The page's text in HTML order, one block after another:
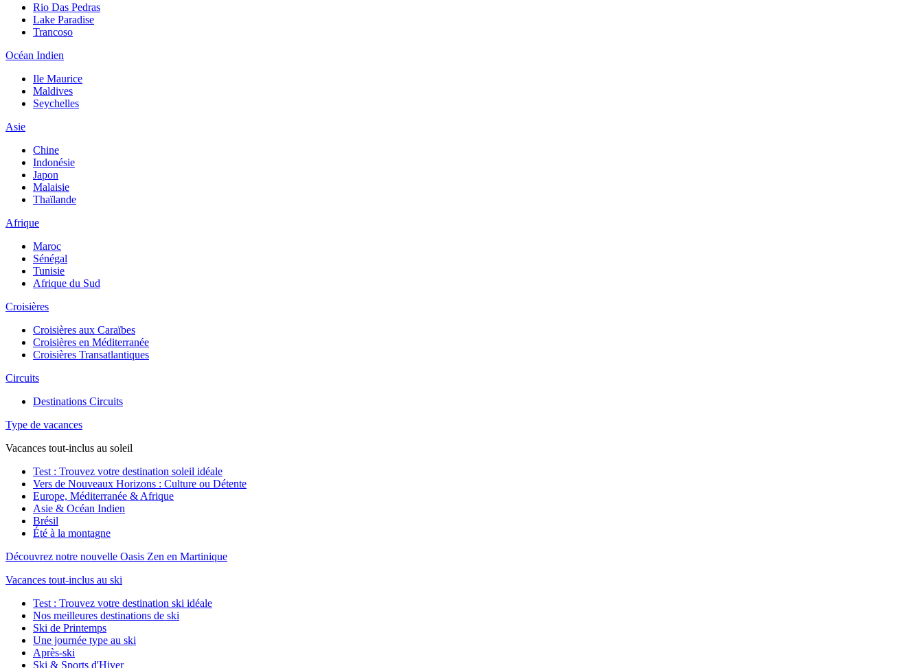
Rio Das Pedras
Lake Paradise
Trancoso
Océan Indien
Ile Maurice
Maldives
Seychelles
Asie
Chine
Indonésie
Japon
Malaisie
Thaïlande
Afrique
Maroc
Sénégal
Tunisie
Afrique du Sud
Croisières
Croisières aux Caraïbes
Croisières en Méditerranée
Croisières Transatlantiques
Circuits
Destinations Circuits
Type de vacances
Vacances tout-inclus au soleil
Test : Trouvez votre destination soleil idéale
Vers de Nouveaux Horizons : Culture ou Détente
Europe, Méditerranée & Afrique
Asie & Océan Indien
Brésil
Été à la montagne
Découvrez notre nouvelle Oasis Zen en Martinique
Vacances tout-inclus au ski
Test : Trouvez votre destination ski idéale
Nos meilleures destinations de ski
Ski de Printemps
Une journée type au ski
Après-ski
Ski & Sports d'Hiver